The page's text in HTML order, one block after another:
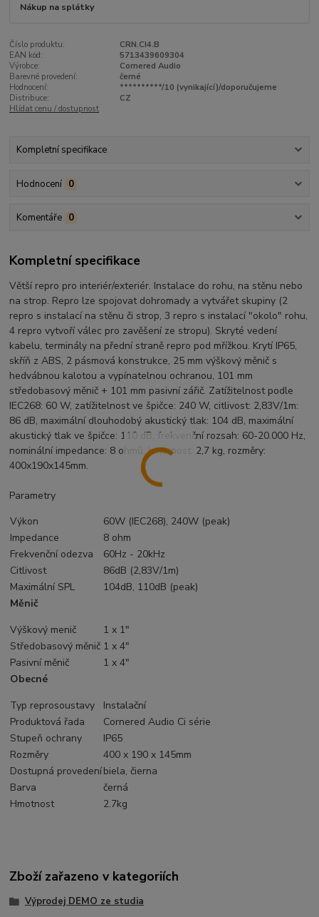
Nákup na splátky
Číslo produktu:
CRN.CI4.B
EAN kód:
5713439609304
Výrobce:
Cornered Audio
Barevné provedení:
černé
Hodnocení:
**********/10 (vynikající)/doporučujeme
Distribuce:
CZ
Hlídat cenu / dostupnost
Kompletní specifikace
Hodnocení 0
Komentáře 0
Kompletní specifikace
Větší repro pro interiér/exteriér. Instalace do rohu, na stěnu nebo
na strop. Repro lze spojovat dohromady a vytvářet skupiny (2
repro s instalací na stěnu či strop, 3 repro s instalací "okolo" rohu,
4 repro vytvoří válec pro zavěšení ze stropu). Skryté vedení
kabelu, terminály na přední straně repro pod mřížkou. Krytí IP65,
skříň z ABS, 2 pásmová konstrukce, 25 mm výškový měnič s
hedvábnou kalotou a vypínatelnou ochranou, 101 mm
středobasový měnič + 101 mm pasivní zářič. Zatížitelnost podle
IEC268: 60 W, zatížitelnost ve špičce: 240 W, citlivost: 2,83V/1m:
86 dB, maximální dlouhodobý akustický tlak: 104 dB, maximální
akustický tlak ve špičce: 110 dB, frekvenční rozsah: 60-20.000 Hz,
nominální impedance: 8 ohmů, hmotnost: 2,7 kg, rozměry:
400x190x145mm.
Parametry
Výkon
60W (IEC268), 240W (peak)
Impedance
8 ohm
Frekvenční odezva
60Hz - 20kHz
Citlivost
86dB (2,83V/1m)
Maximální SPL
104dB, 110dB (peak)
Měnič
Výškový menič
1 x 1"
Středobasový měnič 1 x 4"
Pasivní měnič
1 x 4"
Obecné
Typ reprosoustavy
Instalační
Produktová řada
Cornered Audio Ci série
Stupeň ochrany
IP65
Rozměry
400 x 190 x 145mm
Dostupná provedeníbiela, čierna
Barva
černá
Hmotnost
2.7kg
Zboží zařazeno v kategoriích
Výprodej DEMO ze studia